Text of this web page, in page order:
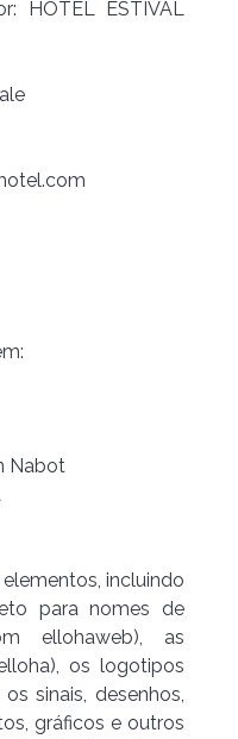
HOTEL ESTIVAL
Nabot
incluindo
para nomes de
ellohaweb), as
os logotipos
sinais, desenhos,
gráficos e outros